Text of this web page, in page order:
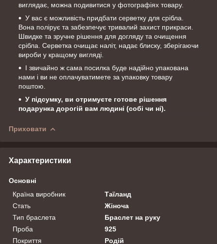
виглядає, можна подивитися у фотографіях товару.
У вас є можливість придбати серветку для срібла.
Вона полірує та забезпечує тривалий захист прикраси.
Швидке та зручне рішення для догляду та очищення
срібла. Серветка очищає наліт, надає блиску, зберігаючи
вироби у кращому вигляді.
І звичайно ж сама посилка буде надійно упакована
нами і ви не оплачуватимете за упаковку товару
поштою.
У підсумку, ви отримуєте готове рішення
подарунка дорогій вам людині (собі чи ні).
Приховати
Характеристики
Основні
Країна виробник
Таїланд
Стать
Жіноча
Тип браслета
Браслет на руку
Проба
925
Покриття
Родій